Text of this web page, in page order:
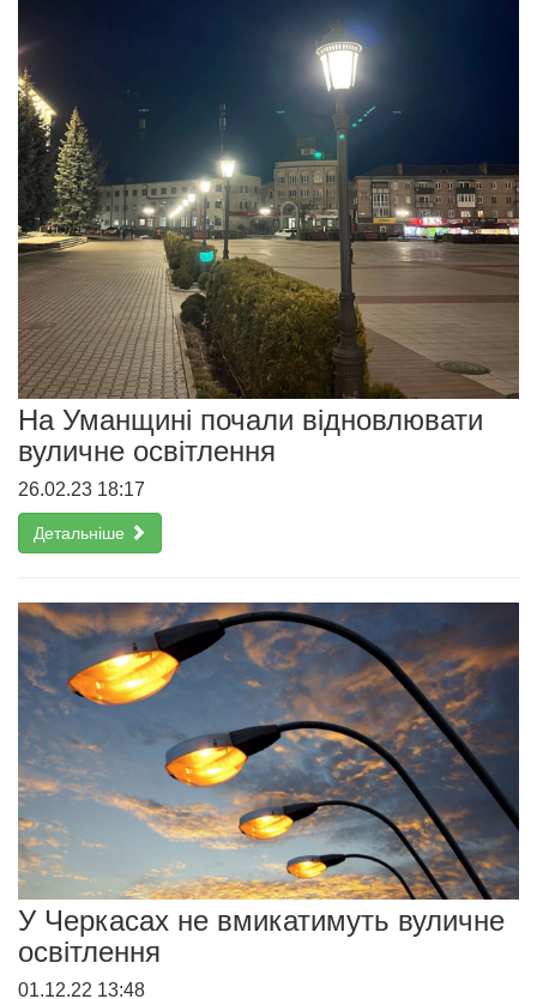
На Уманщині почали відновлювати
вуличне освітлення
26.02.23 18:17
Детальніше
У Черкасах не вмикатимуть вуличне
освітлення
01.12.22 13:48